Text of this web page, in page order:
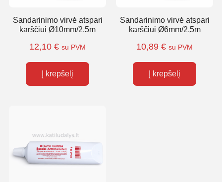
Sandarinimo virvė atspari
karščiui Ø10mm/2,5m
12,10 € su PVM
Į krepšelį
Sandarinimo virvė atspari
karščiui Ø6mm/2,5m
10,89 € su PVM
Į krepšelį